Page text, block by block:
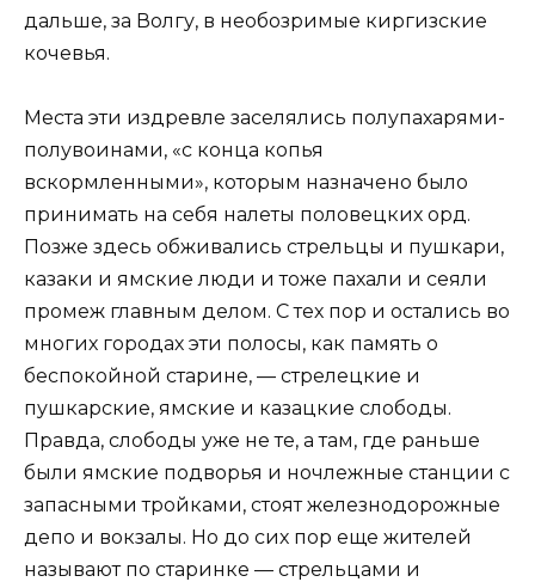
дальше, за Волгу, в необозримые киргизские
кочевья.
Места эти издревле заселялись полупахарями-
полувоинами, «с конца копья
вскормленными», которым назначено было
принимать на себя налеты половецких орд.
Позже здесь обживались стрельцы и пушкари,
казаки и ямские люди и тоже пахали и сеяли
промеж глав­ным делом. С тех пор и остались во
многих городах эти полосы, как память о
беспокойной старине, — стрелецкие и
пушкарские, ямские и казацкие слободы.
Правда, слободы уже не те, а там, где раньше
были ямские подворья и ночлежные станции с
запасными тройками, стоят железнодорожные
депо и вокзалы. Но до сих пор еще жителей
назы­вают по старинке — стрельцами и